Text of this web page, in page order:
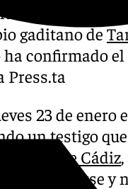
fallecido
gaditano de
ha confirmado
Press.ta
23 de enero
un testigo
provincia de Cádiz
para bañarse y